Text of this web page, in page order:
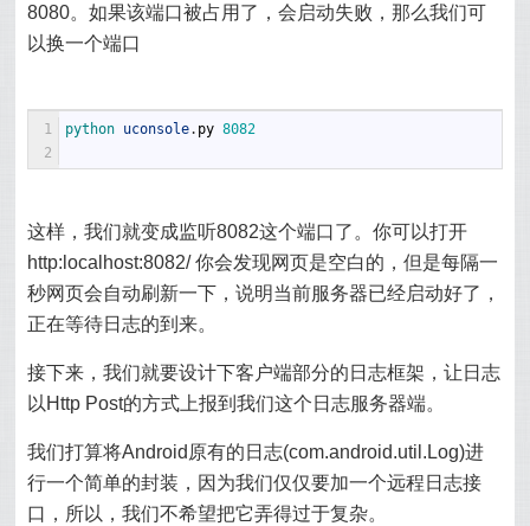
8080。如果该端口被占用了，会启动失败，那么我们可
以换一个端口
1
2
python uconsole. py 8082
这样，我们就变成监听8082这个端口了。你可以打开
http:localhost:8082/ 你会发现网页是空白的，但是每隔一
秒网页会自动刷新一下，说明当前服务器已经启动好了，
正在等待日志的到来。
接下来，我们就要设计下客户端部分的日志框架，让日志
以Http Post的方式上报到我们这个日志服务器端。
我们打算将Android原有的日志(com.android.util.Log)进
行一个简单的封装，因为我们仅仅要加一个远程日志接
口，所以，我们不希望把它弄得过于复杂。